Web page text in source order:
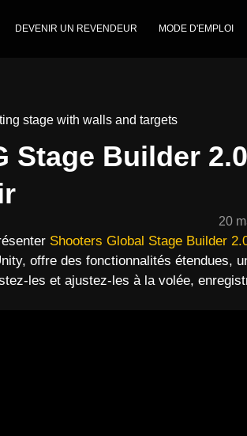
DEVENIR UN REVENDEUR MODE D'EMPLOI
Stage Builder
20
Shooters Global Stage Builder
offre des fonctionnalités étendues,
les et ajustez-les à la volée,